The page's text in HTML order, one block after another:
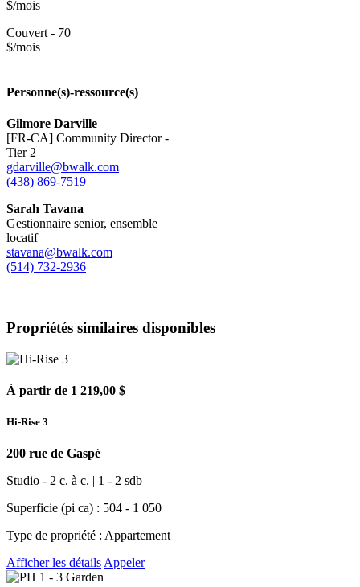
$/mois
Couvert - 70
$/mois
Personne(s)-ressource(s)
Gilmore Darville
[FR-CA] Community Director -
Tier 2
gdarville@bwalk.com
(438) 869-7519
Sarah Tavana
Gestionnaire senior, ensemble
locatif
stavana@bwalk.com
(514) 732-2936
Propriétés similaires disponibles
À partir de 1 219,00 $
Hi-Rise 3
200 rue de Gaspé
Studio - 2 c. à c. | 1 - 2 sdb
Superficie (pi ca) : 504 - 1 050
Type de propriété : Appartement
Afficher les détails Appeler